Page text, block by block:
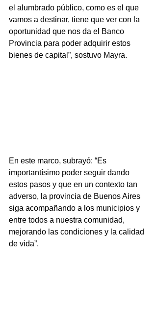
el alumbrado público, como es el que
vamos a destinar, tiene que ver con la
oportunidad que nos da el Banco
Provincia para poder adquirir estos
bienes de capital”, sostuvo Mayra.
En este marco, subrayó: “Es
importantísimo poder seguir dando
estos pasos y que en un contexto tan
adverso, la provincia de Buenos Aires
siga acompañando a los municipios y
entre todos a nuestra comunidad,
mejorando las condiciones y la calidad
de vida”.